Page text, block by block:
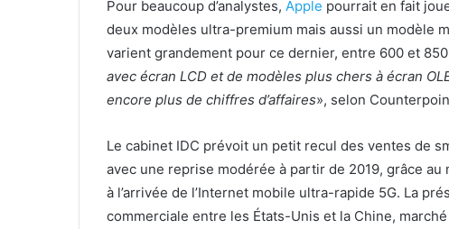
Pour beaucoup d’analystes, Apple pourrait en fait
deux modèles ultra-premium mais aussi un modèle
varient grandement pour ce dernier, entre 600 et
avec écran LCD et de modèles plus chers à écran
encore plus de chiffres d’affaires», selon
Le cabinet IDC prévoit un petit recul des ventes de
avec une reprise modérée à partir de 2019, grâce
à l’arrivée de l’Internet mobile ultra-rapide 5G. La
commerciale entre les États-Unis et la Chine,